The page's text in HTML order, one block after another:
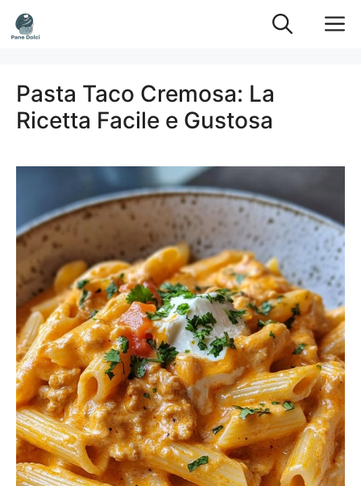
Vai
al
Pasta Taco Cremosa: La
Ricetta Facile e Gustosa